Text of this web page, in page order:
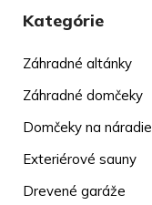
Kategórie
Záhradné altánky
Záhradné domčeky
Domčeky na náradie
Exteriérové sauny
Drevené garáže